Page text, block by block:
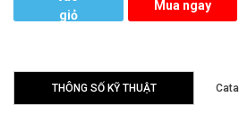
giỏ
Mua ngay
THÔNG SỐ KỸ THUẬT